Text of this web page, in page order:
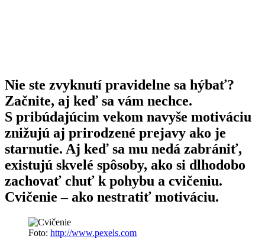
Nie ste zvyknutí pravidelne sa hýbať?
Začnite, aj keď sa vám nechce.
S pribúdajúcim vekom navyše motiváciu
znižujú aj prirodzené prejavy ako je
starnutie. Aj keď sa mu nedá zabrániť,
existujú skvelé spôsoby, ako si dlhodobo
zachovať chuť k pohybu a cvičeniu.
Cvičenie – ako nestratiť motiváciu.
Foto: http://www.pexels.com